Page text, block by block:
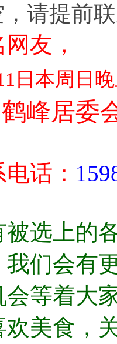
请提前
友，
日本周日
峰居委
话：
被选上的
我们会有
会等着大
欢美食，